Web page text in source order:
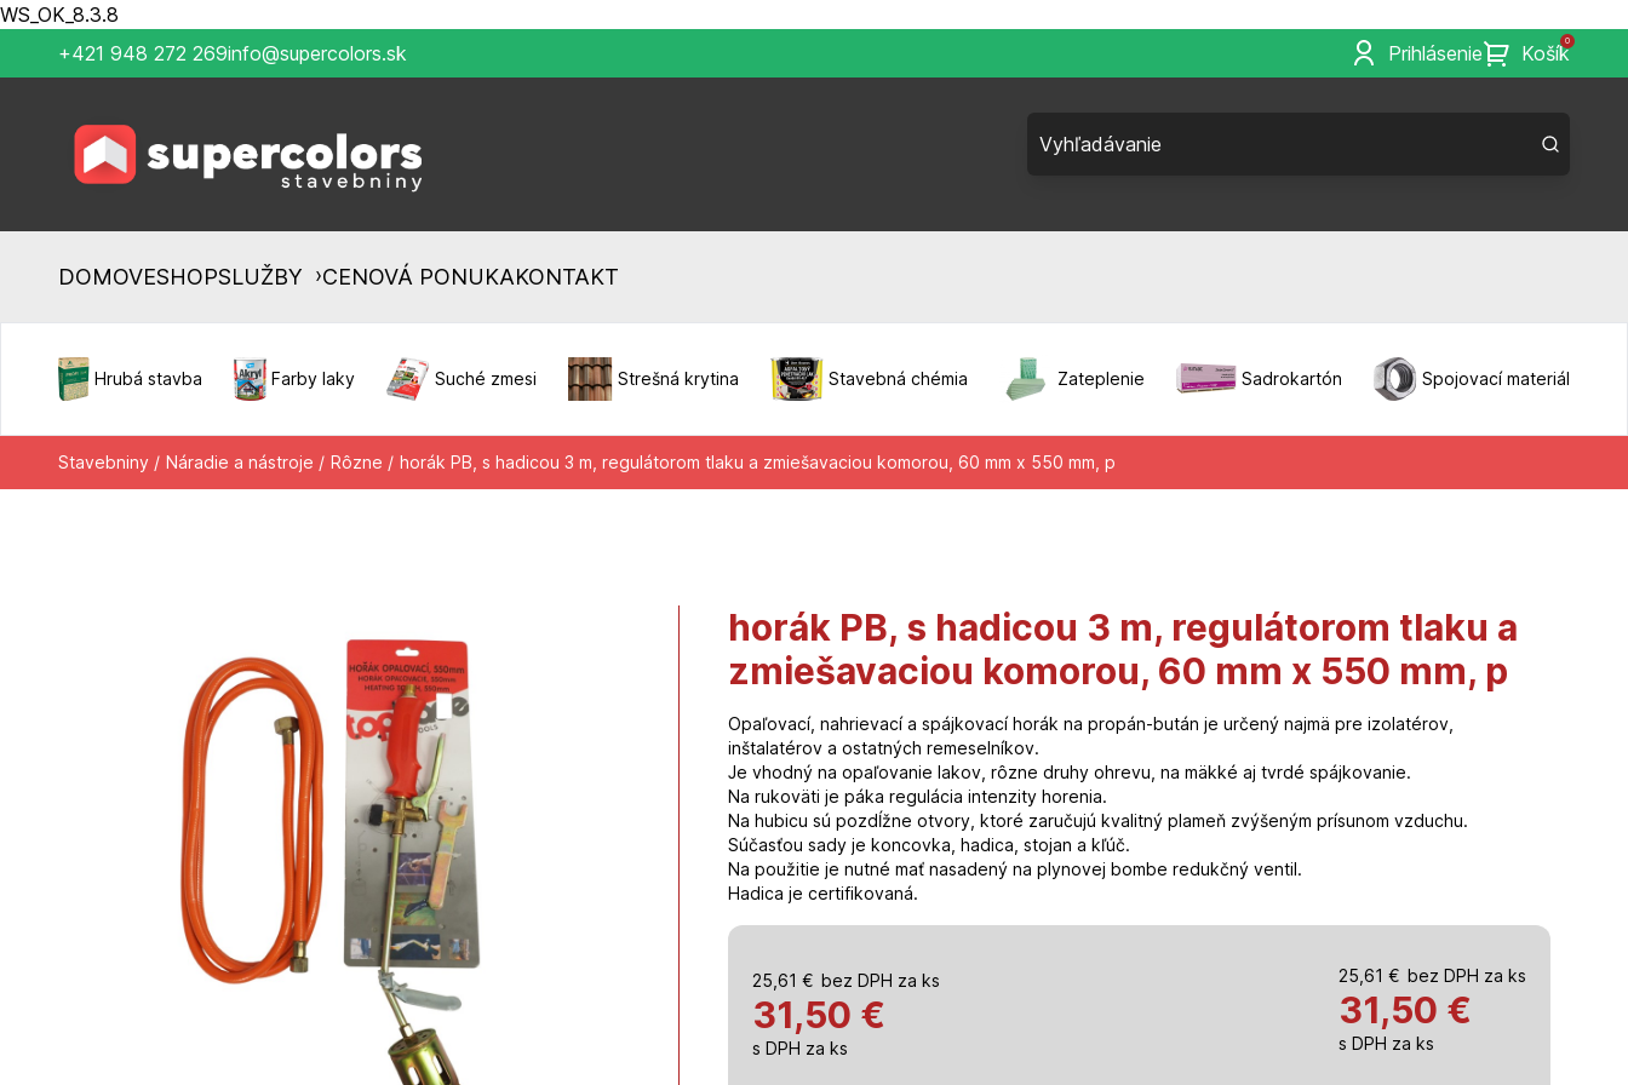
WS_OK_8.3.8
+421 948 272 269info@supercolors.sk Prihlásenie
0
Košík
DOMOVESHOPSLUŽBY ›CENOVÁ PONUKAKONTAKT
Hrubá stavba Farby laky Suché zmesi Strešná krytina Stavebná chémia Zateplenie Sadrokartón Spojovací materiál
Stavebniny / Náradie a nástroje / Rôzne / horák PB, s hadicou 3 m, regulátorom tlaku a zmiešavaciou komorou, 60 mm x 550 mm, p
horák PB, s hadicou 3 m, regulátorom tlaku a
zmiešavaciou komorou, 60 mm x 550 mm, p
Opaľovací, nahrievací a spájkovací horák na propán-bután je určený najmä pre izolatérov,
inštalatérov a ostatných remeselníkov.
Je vhodný na opaľovanie lakov, rôzne druhy ohrevu, na mäkké aj tvrdé spájkovanie.
Na rukoväti je páka regulácia intenzity horenia.
Na hubicu sú pozdĺžne otvory, ktoré zaručujú kvalitný plameň zvýšeným prísunom vzduchu.
Súčasťou sady je koncovka, hadica, stojan a kľúč.
Na použitie je nutné mať nasadený na plynovej bombe redukčný ventil.
Hadica je certifikovaná.
25,61 € bez DPH za ks
31,50 €
s DPH za ks
25,61 € bez DPH za ks
31,50 €
s DPH za ks